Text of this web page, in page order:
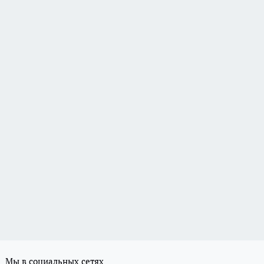
Мы в социальных сетях